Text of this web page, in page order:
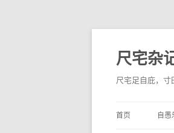
尺宅杂
尺宅足自庇，寸
首页 自愚